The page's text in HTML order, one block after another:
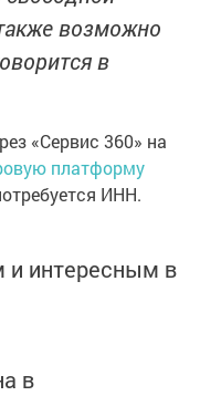
возможно
в
«Сервис 360» на
платформу
ИНН.
интересным в
в